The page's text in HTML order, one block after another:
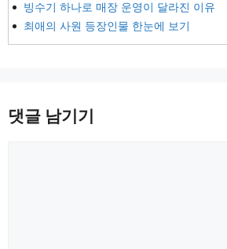
빙수기 하나로 매장 운영이 달라진 이유
최애의 사원 등장인물 한눈에 보기
댓글 남기기